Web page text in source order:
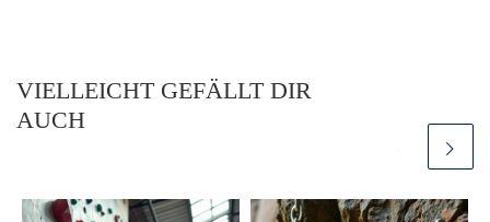
VIELLEICHT GEFÄLLT DIR
AUCH